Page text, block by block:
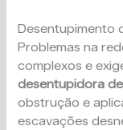
Desentupimento
Problemas na
complexos e
desentupidora
obstrução e
escavações